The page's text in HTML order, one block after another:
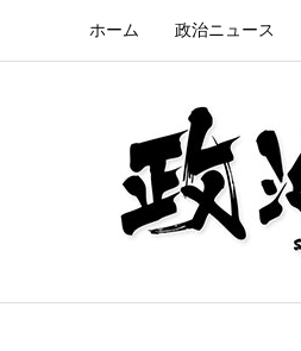
ホーム 政治ニュース